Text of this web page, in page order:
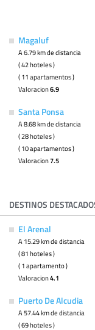
Magaluf
A 6.79 km de distancia
( 42 hoteles )
( 11 apartamentos )
Valoracion6.9
Santa Ponsa
A 8.68 km de distancia
( 28 hoteles )
( 10 apartamentos )
Valoracion7.5
DESTINOS
El Arenal
A 15.29 km de distancia
( 81 hoteles )
( 1 apartamento )
Valoracion4.1
Puerto De Alcudia
A 57.44 km de distancia
( 69 hoteles )